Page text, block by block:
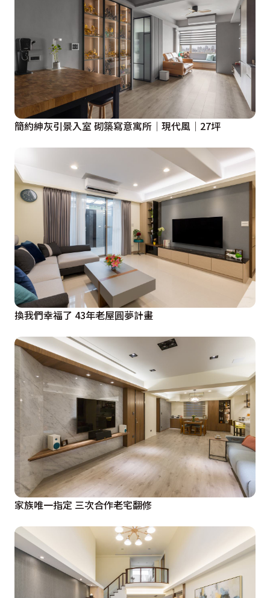
簡約紳灰引景入室 砌築寫意寓所│現代風│27坪
換我們幸福了 43年老屋圓夢計畫
家族唯一指定 三次合作老宅翻修